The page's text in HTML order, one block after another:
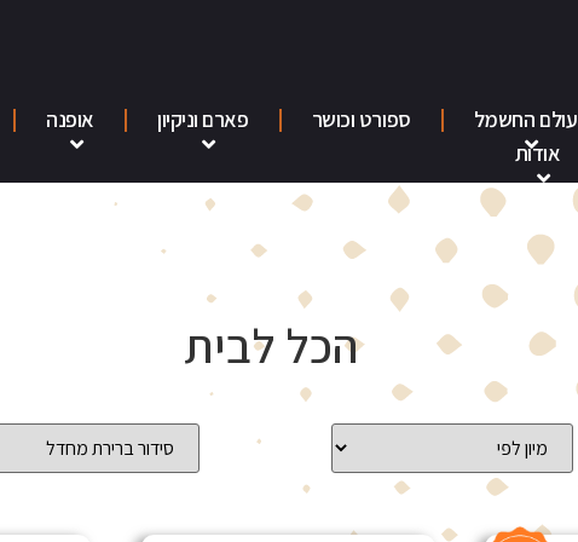
עולם החשמל ספורט וכושר פארם וניקיון אופנה
אודות
הכל לבית